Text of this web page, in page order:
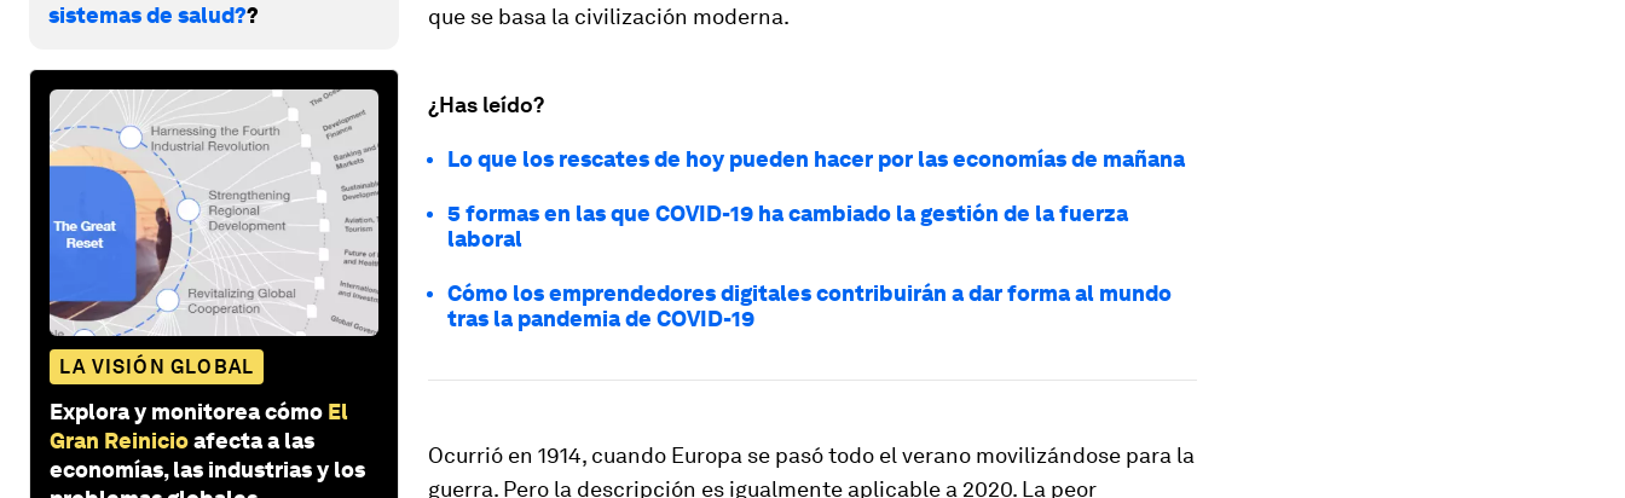
sistemas de salud??
LA VISIÓN GLOBAL
Explora y monitorea cómo El
Gran Reinicioafecta a las
economías, las industrias y los
que se basa la civilización moderna.
¿Has leído?
Lo que los rescates de hoy pueden hacer por las economías de mañana
5 formas en las que COVID-19 ha cambiado la gestión de la fuerza
laboral
Cómo los emprendedores digitales contribuirán a dar forma al mundo
tras la pandemia de COVID-19
Ocurrió en 1914, cuando Europa se pasó todo el verano movilizándose para la
guerra. Pero la descripción es igualmente aplicable a 2020. La peor